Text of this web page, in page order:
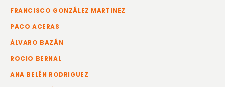
FRANCISCO GONZÁLEZ MARTINEZ
PACO ACERAS
ÁLVARO BAZÁN
ROCIO BERNAL
ANA BELÉN RODRIGUEZ